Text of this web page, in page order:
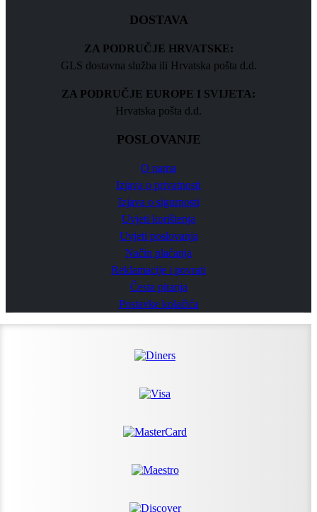
DOSTAVA
ZA PODRUČJE HRVATSKE:
GLS dostavna služba ili Hrvatska pošta d.d.
ZA PODRUČJE EUROPE I SVIJETA:
Hrvatska pošta d.d.
POSLOVANJE
O nama
Izjava o privatnosti
Izjava o sigurnosti
Uvjeti korištenja
Uvjeti poslovanja
Način plaćanja
Reklamacije i povrati
Česta pitanja
Postavke kolačića